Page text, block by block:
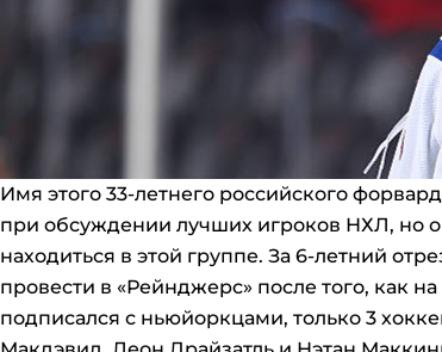
Имя этого 33-летнего российского
при обсуждении лучших игроков НХЛ, но
находиться в этой группе. За 6-летний
провести в «Рейнджерс» после того, как
подписался с ньюйоркцами, только 3